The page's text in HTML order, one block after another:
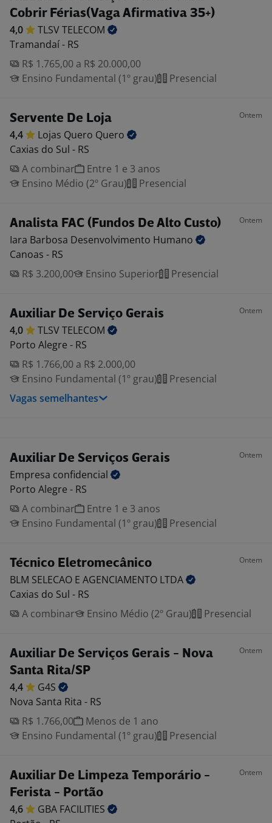
Cobrir Férias(Vaga Afirmativa 35+)
4,0 TLSVTELECOM
Tramandaí - RS
R$ 1.765,00 a R$ 20.000,00
Ensino Fundamental (1º grau)
Presencial
Servente De Loja Ontem
4,4 Lojas Quero Quero
Caxias do Sul - RS
A combinar
Entre 1 e 3 anos
Ensino Médio (2º Grau)
Presencial
Analista FAC (Fundos De Alto Custo) Ontem
Iara Barbosa Desenvolvimento Humano
Canoas - RS
R$ 3.200,00
Ensino Superior Presencial
Auxiliar De Serviço Gerais Ontem
4,0 TLSVTELECOM
Porto Alegre - RS
R$ 1.766,00 a R$ 2.000,00
Ensino Fundamental (1º grau)
Presencial
Vagas semelhantes
Auxiliar De Serviços Gerais Ontem
Empresa confidencial
Porto Alegre - RS
A combinar
Entre 1 e 3 anos
Ensino Fundamental (1º grau)
Presencial
Técnico Eletromecânico Ontem
BLM SELECAO E AGENCIAMENTO LTDA
Caxias do Sul - RS
A combinar
Ensino Médio (2º Grau) Presencial
Auxiliar De Serviços Gerais - Nova
Santa Rita/SP
Ontem
4,4
G4S
Nova Santa Rita - RS
R$ 1.766,00
Menos de 1 ano
Ensino Fundamental (1º grau)
Presencial
Auxiliar De Limpeza Temporário -
Ferista - Portão
Ontem
4,6 GBA FACILITIES